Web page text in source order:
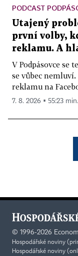
PODCAST
Utajený
první volby,
reklamu. A
V Podpásovce se
se vůbec
reklamu na
7. 8. 2026 ▪ 55:23 min.
© 1996-2026
Hospodářské noviny
Hospodářské noviny